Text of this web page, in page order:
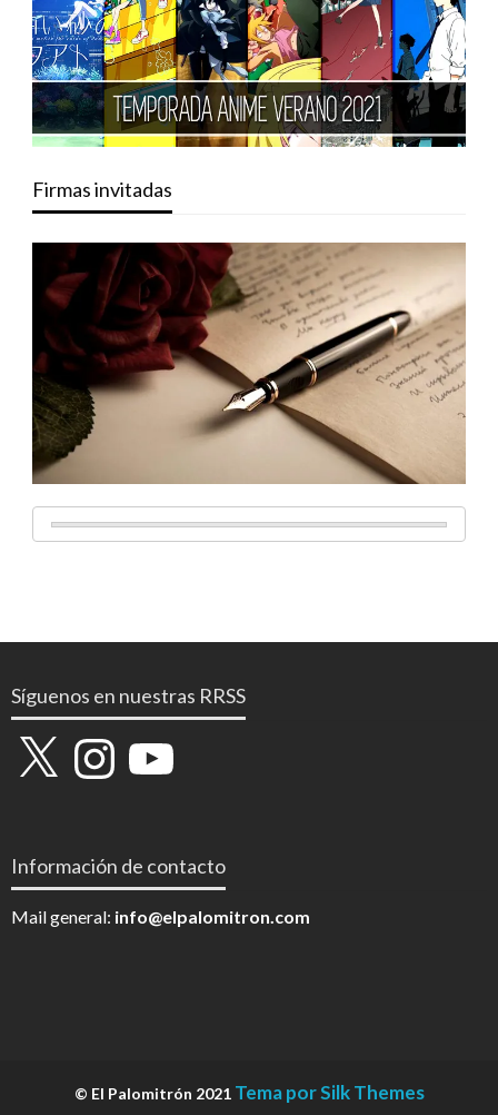
Firmas invitadas
Síguenos en nuestras RRSS
X InstagramYouTube
Información de contacto
Mail general: info@elpalomitron.com
© El Palomitrón 2021 Tema por Silk Themes